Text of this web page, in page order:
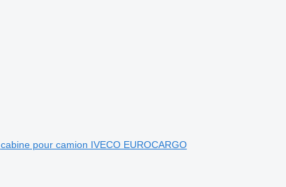
cabine pour camion IVECO EUROCARGO